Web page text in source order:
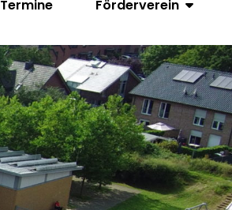
Termine Förderverein